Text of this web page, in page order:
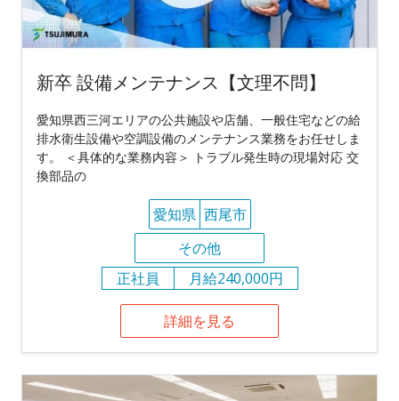
新卒 設備メンテナンス【文理不問】
愛知県西三河エリアの公共施設や店舗、一般住宅などの給
排水衛生設備や空調設備のメンテナンス業務をお任せしま
す。 ＜具体的な業務内容＞ トラブル発生時の現場対応 交
換部品の
愛知県 西尾市
その他
正社員
月給240,000円
詳細を見る